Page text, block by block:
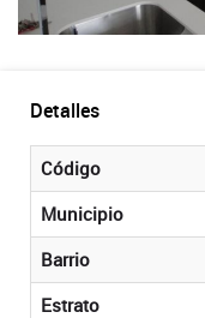
Detalles
Código
Municipio
Barrio
Estrato